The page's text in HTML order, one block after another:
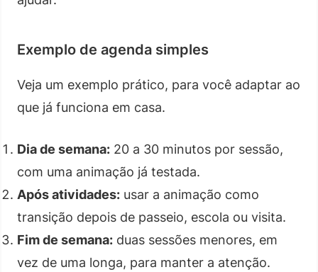
Exemplo de agenda simples
Veja um exemplo prático, para você adaptar ao
que já funciona em casa.
Dia de semana: 20 a 30 minutos por sessão,
com uma animação já testada.
Após atividades: usar a animação como
transição depois de passeio, escola ou visita.
Fim de semana: duas sessões menores, em
vez de uma longa, para manter a atenção.